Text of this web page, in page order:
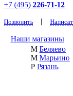
+7 (495) 226-71-12
Позвонить |
Наши магазины
М Беляево
М Марьино
Р Рязань